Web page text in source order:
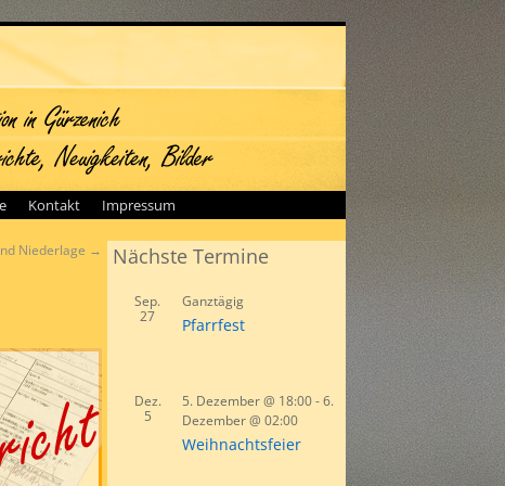
Kontakt Impressum
Niederlage → Nächste Termine
Sep.
27
Ganztägig
Pfarrfest
Dez.
5
5. Dezember @ 18:00-6.
Dezember @ 02:00
Weihnachtsfeier